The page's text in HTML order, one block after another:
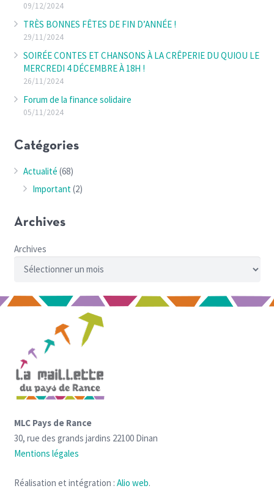
09/12/2024
TRÈS BONNES FÊTES DE FIN D’ANNÉE !
29/11/2024
SOIRÉE CONTES ET CHANSONS À LA CRÊPERIE DU QUIOU LE
MERCREDI 4 DÉCEMBRE À 18H !
26/11/2024
Forum de la finance solidaire
05/11/2024
Catégories
Actualité (68)
Important (2)
Archives
Archives
MLC Pays de Rance
30, rue des grands jardins 22100 Dinan
Mentions légales
Réalisation et intégration : Alio web.